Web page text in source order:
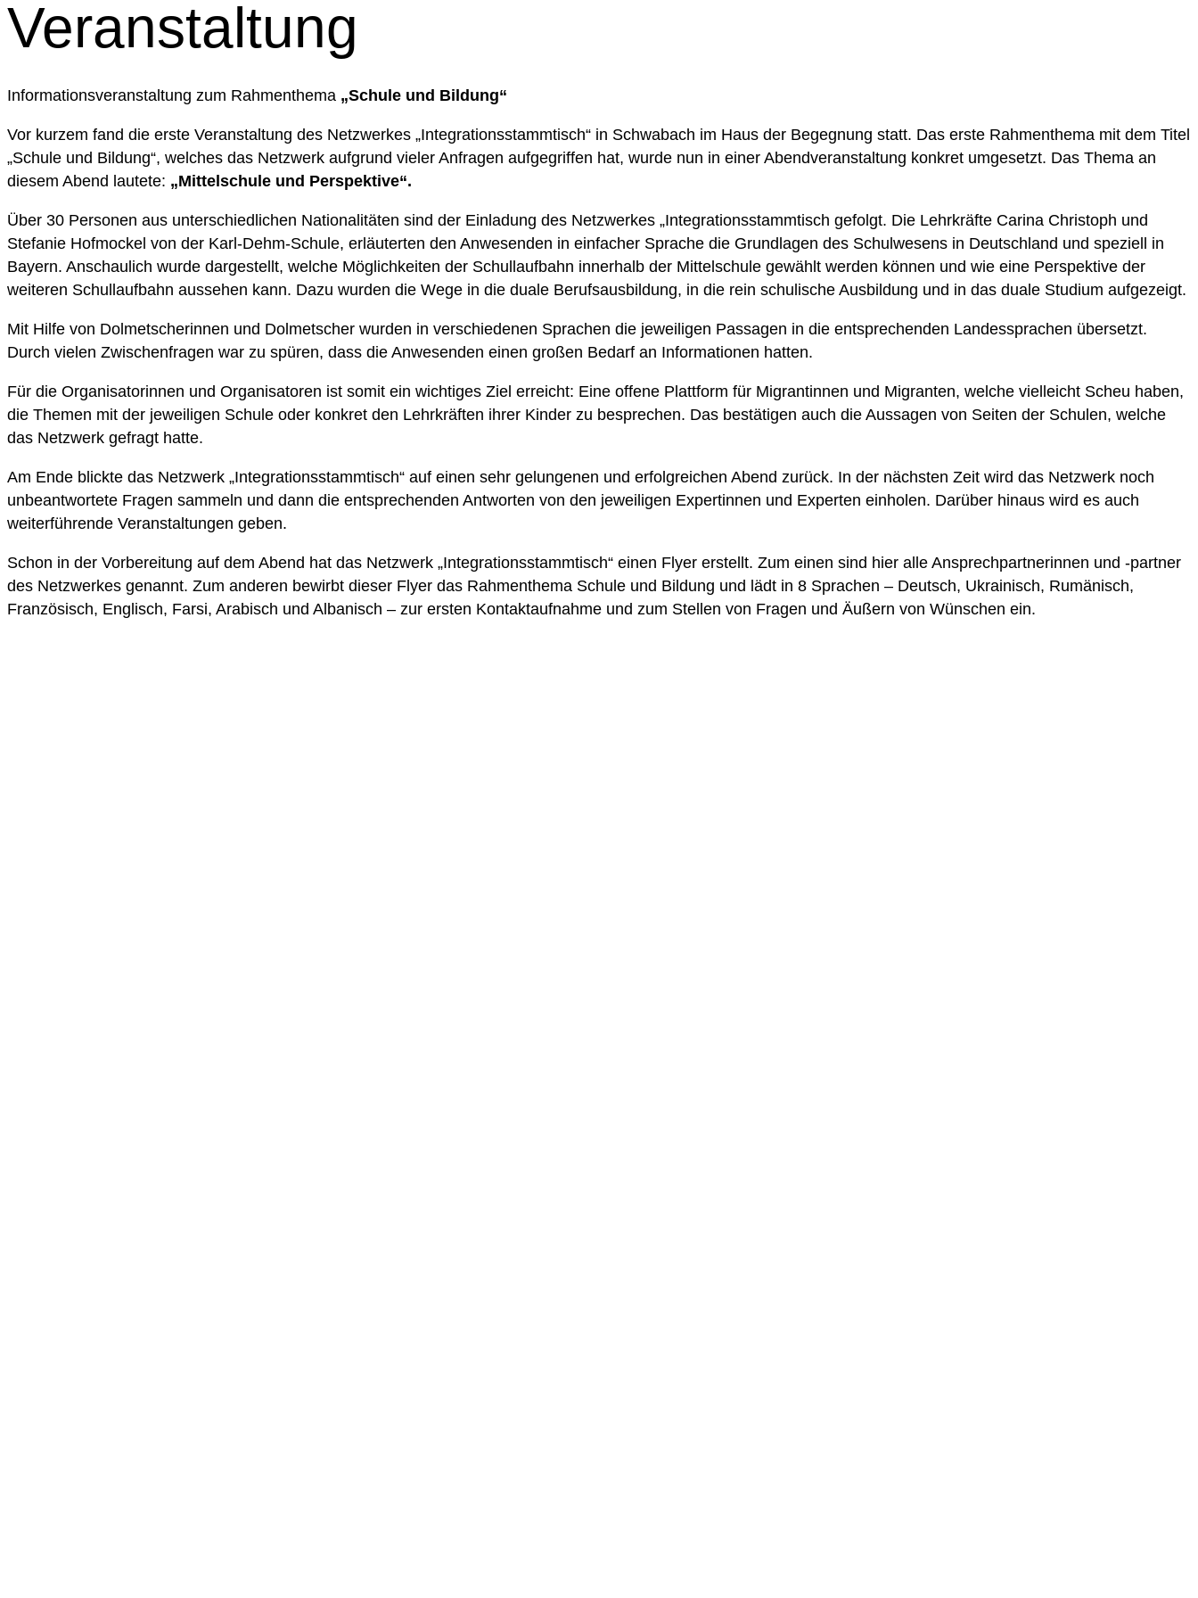
Veranstaltung
Informationsveranstaltung zum Rahmenthema „Schule und Bildung“
Vor kurzem fand die erste Veranstaltung des Netzwerkes „Integrationsstammtisch“ in Schwabach im Haus der Begegnung statt. Das erste Rahmenthema mit dem Titel
„Schule und Bildung“, welches das Netzwerk aufgrund vieler Anfragen aufgegriffen hat, wurde nun in einer Abendveranstaltung konkret umgesetzt. Das Thema an
diesem Abend lautete: „Mittelschule und Perspektive“.
Über 30 Personen aus unterschiedlichen Nationalitäten sind der Einladung des Netzwerkes „Integrationsstammtisch gefolgt. Die Lehrkräfte Carina Christoph und
Stefanie Hofmockel von der Karl-Dehm-Schule, erläuterten den Anwesenden in einfacher Sprache die Grundlagen des Schulwesens in Deutschland und speziell in
Bayern. Anschaulich wurde dargestellt, welche Möglichkeiten der Schullaufbahn innerhalb der Mittelschule gewählt werden können und wie eine Perspektive der
weiteren Schullaufbahn aussehen kann. Dazu wurden die Wege in die duale Berufsausbildung, in die rein schulische Ausbildung und in das duale Studium aufgezeigt.
Mit Hilfe von Dolmetscherinnen und Dolmetscher wurden in verschiedenen Sprachen die jeweiligen Passagen in die entsprechenden Landessprachen übersetzt.
Durch vielen Zwischenfragen war zu spüren, dass die Anwesenden einen großen Bedarf an Informationen hatten.
Für die Organisatorinnen und Organisatoren ist somit ein wichtiges Ziel erreicht: Eine offene Plattform für Migrantinnen und Migranten, welche vielleicht Scheu haben,
die Themen mit der jeweiligen Schule oder konkret den Lehrkräften ihrer Kinder zu besprechen. Das bestätigen auch die Aussagen von Seiten der Schulen, welche
das Netzwerk gefragt hatte.
Am Ende blickte das Netzwerk „Integrationsstammtisch“ auf einen sehr gelungenen und erfolgreichen Abend zurück. In der nächsten Zeit wird das Netzwerk noch
unbeantwortete Fragen sammeln und dann die entsprechenden Antworten von den jeweiligen Expertinnen und Experten einholen. Darüber hinaus wird es auch
weiterführende Veranstaltungen geben.
Schon in der Vorbereitung auf dem Abend hat das Netzwerk „Integrationsstammtisch“ einen Flyer erstellt. Zum einen sind hier alle Ansprechpartnerinnen und -partner
des Netzwerkes genannt. Zum anderen bewirbt dieser Flyer das Rahmenthema Schule und Bildung und lädt in 8 Sprachen – Deutsch, Ukrainisch, Rumänisch,
Französisch, Englisch, Farsi, Arabisch und Albanisch – zur ersten Kontaktaufnahme und zum Stellen von Fragen und Äußern von Wünschen ein.